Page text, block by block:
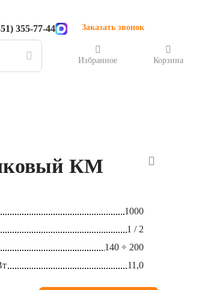
355-77-44 Заказать звонок
Избранное Корзина
КМ
1000
1 / 2
140 ÷ 200
11,0